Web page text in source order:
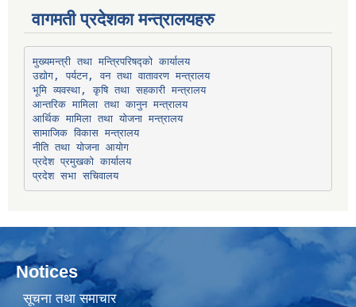
वागमती प्रदेशका मन्त्रालयहरु
मुख्यमन्त्री तथा मन्त्रिपरिषद्को कार्यालय
उद्योग, पर्यटन, वन तथा वातावरण मन्त्रालय
भूमि व्यवस्था, कृषि तथा सहकारी मन्त्रालय
आन्तरिक मामिला तथा कानुन मन्त्रालय
आर्थिक मामिला तथा योजना मन्त्रालय
सामाजिक विकास मन्त्रालय
नीति तथा योजना आयोग
प्रदेश प्रमुखको कार्यालय
प्रदेश सभा सचिवालय
Notices
सूचना तथा समाचार